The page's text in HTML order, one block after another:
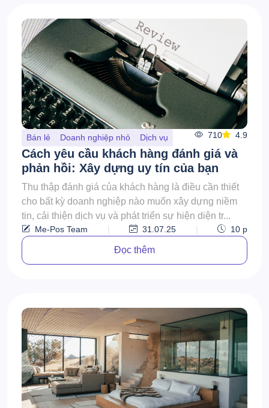
Bán lẻ Doanh nghiệp nhỏ Dịch vụ 710 4.9
Cách yêu cầu khách hàng đánh giá và
phản hồi: Xây dựng uy tín của bạn
Thu thập đánh giá của khách hàng là điều cần thiết
cho bất kỳ doanh nghiệp nào muốn xây dựng niềm
tin, cải thiện dịch vụ và phát triển sự hiện diện tr...
Me-Pos Team | 31.07.25 | 10 p
Đọc thêm